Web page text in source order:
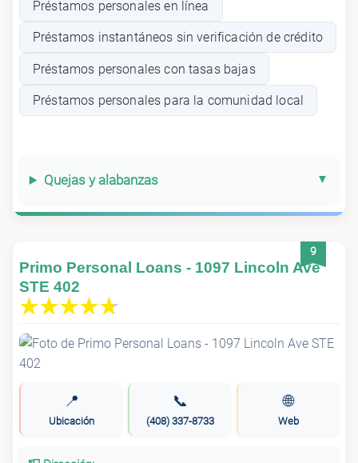
Préstamos personales en línea
Préstamos instantáneos sin verificación de crédito
Préstamos personales con tasas bajas
Préstamos personales para la comunidad local
Quejas y alabanzas
9
Primo Personal Loans - 1097 Lincoln Ave
STE 402
📍
Ubicación
📞
(408) 337-8733
🌐
Web